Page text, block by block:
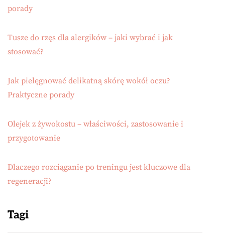
porady
Tusze do rzęs dla alergików – jaki wybrać i jak
stosować?
Jak pielęgnować delikatną skórę wokół oczu?
Praktyczne porady
Olejek z żywokostu – właściwości, zastosowanie i
przygotowanie
Dlaczego rozciąganie po treningu jest kluczowe dla
regeneracji?
Tagi